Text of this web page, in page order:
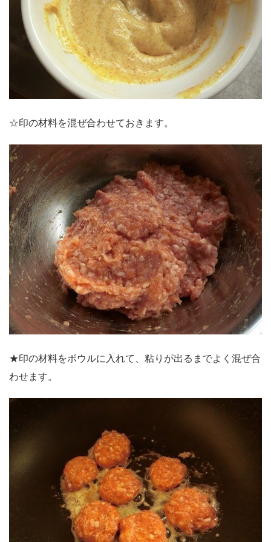
☆印の材料を混ぜ合わせておきます。
★印の材料をボウルに入れて、粘りが出るまでよく混ぜ合
わせます。